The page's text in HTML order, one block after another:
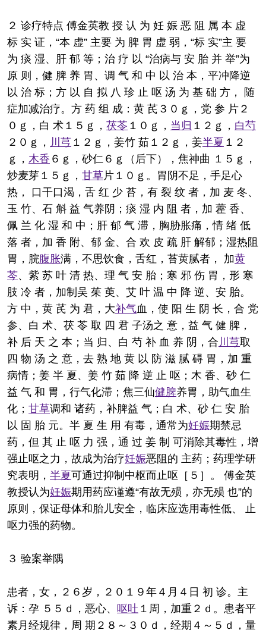
２ 诊疗特点 傅金英教 授 认 为 妊 娠 恶 阻 属 本 虚
标 实 证，“本 虚” 主要 为 脾 胃 虚 弱，“标 实”主 要
为 痰 湿、肝 郁 等；治 疗 以 “治病与 安 胎 并 举”为
原 则，健 脾 养 胃、调 气 和 中 以 治 本，平冲降逆
以 治 标；方 以 自 拟 八 珍 止 呕 汤 为 基 础 方， 随
症加减治疗。方 药 组 成：黄 芪３０ｇ，党 参 片２
０ｇ，白 术１５ｇ， 茯苓 １０ｇ， 当归 １２ｇ， 白芍
２０ｇ， 川芎 １２ｇ，姜竹 茹１２ｇ，姜半夏 １２
ｇ， 木香 ６ｇ，砂仁６ｇ（后下），焦神曲 １５ｇ，
炒麦芽１５ｇ， 甘草片１０ｇ。胃阴不足，手足心
热， 口干口渴，舌 红 少 苔，有 裂 纹 者，加 麦 冬、
玉 竹、石 斛 益 气养阴；痰 湿 内 阻 者，加 藿 香、
佩 兰 化 湿 和 中；肝 郁 气 滞，胸胁胀痛，情 绪 低
落 者，加 香 附、郁 金、合 欢 皮 疏 肝 解郁；湿热阻
胃，脘腹胀满，不思饮食，舌红，苔黄腻者， 加黄
芩、紫 苏 叶 清 热、理 气 安 胎；寒 邪 伤 胃，形 寒
肢 冷 者，加制吴 茱 萸、艾 叶 温 中 降 逆、安 胎。
方 中，黄 芪 为 君，大补气血，使 阳 生 阴 长，合 党
参、白 术、茯 苓 取 四 君 子汤之 意，益 气 健 脾，
补 后 天 之 本；当 归、白 芍 补 血 养 阴，合 川芎取
四 物 汤 之 意，去 熟 地 黄 以 防 滋 腻 碍 胃，加 重
病情；姜 半 夏、姜 竹 茹 降 逆 止 呕；木 香、砂 仁
益 气 和 胃，行气化滞；焦三仙健脾养胃，助气血生
化； 甘草调和 诸药，补脾益 气；白 术、砂 仁 安 胎
以 固 胎 元。半 夏 生 用 有毒，通常为妊娠期禁忌
药，但 其 止 呕 力 强，通 过 姜 制 可消除其毒性，增
强止呕之力，故成为治疗妊娠恶阻的 主药；药理学研
究表明， 半夏可通过抑制中枢而止呕［５］。 傅金英
教授认为妊娠期用药应谨遵“有故无殒，亦无殒 也”的
原则，保证母体和胎儿安全，临床应选用毒性低、 止
呕力强的药物。
３ 验案举隅
患者，女，２６岁，２０１９年４月４日 初 诊。主
诉：孕 ５５ｄ，恶心、 呕吐 １周，加重２ｄ。患者平
素月经规律，周 期２８～３０ｄ，经期４～５ｄ，量